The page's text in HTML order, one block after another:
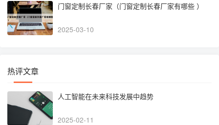
门窗定制长春厂家（门窗定制长春厂家有哪些 ）
2025-03-10
热评文章
人工智能在未来科技发展中趋势
2025-02-11